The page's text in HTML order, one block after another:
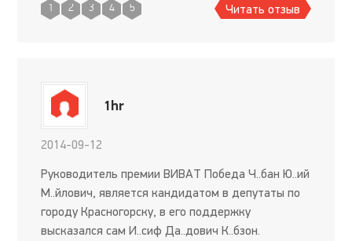
1 2 3 4 5 Читать отзыв
1hr
2014-09-12
Руководитель премии ВИВАТ Победа Ч..бан Ю..ий
М..йлович, является кандидатом в депутаты по
городу Красногорску, в его поддержку
высказался сам И..сиф Да..дович К..бзон.